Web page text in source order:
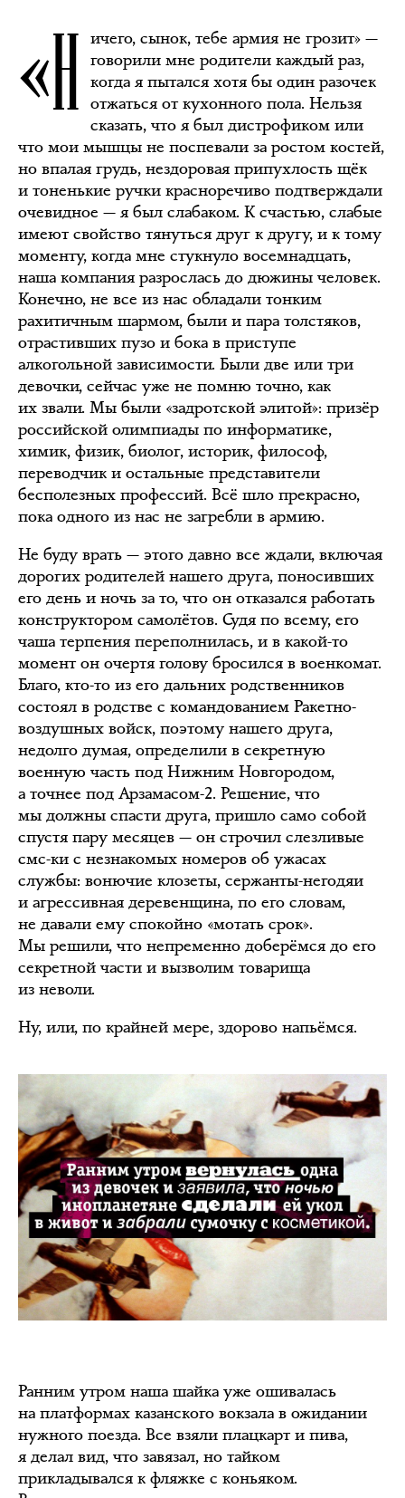
«Н ичего, сынок, тебе армия не грозит» —
говорили мне родители каждый раз,
когда я пытался хотя бы один разочек
отжаться от кухонного пола. Нельзя
сказать, что я был дистрофиком или
что мои мышцы не поспевали за ростом костей,
но впалая грудь, нездоровая припухлость щёк
и тоненькие ручки красноречиво подтверждали
очевидное — я был слабаком. К счастью, слабые
имеют свойство тянуться друг к другу, и к тому
моменту, когда мне стукнуло восемнадцать,
наша компания разрослась до дюжины человек.
Конечно, не все из нас обладали тонким
рахитичным шармом, были и пара толстяков,
отрастивших пузо и бока в приступе
алкогольной зависимости. Были две или три
девочки, сейчас уже не помню точно, как
их звали. Мы были «задротской элитой»: призёр
российской олимпиады по информатике,
химик, физик, биолог, историк, философ,
переводчик и остальные представители
бесполезных профессий. Всё шло прекрасно,
пока одного из нас не загребли в армию.
Не буду врать — этого давно все ждали, включая
дорогих родителей нашего друга, поносивших
его день и ночь за то, что он отказался работать
конструктором самолётов. Судя по всему, его
чаша терпения переполнилась, и в какой-то
момент он очертя голову бросился в военкомат.
Благо, кто-то из его дальних родственников
состоял в родстве с командованием Ракетно-
воздушных войск, поэтому нашего друга,
недолго думая, определили в секретную
военную часть под Нижним Новгородом,
а точнее под Арзамасом-2. Решение, что
мы должны спасти друга, пришло само собой
спустя пару месяцев — он строчил слезливые
смс-ки с незнакомых номеров об ужасах
службы: вонючие клозеты, сержанты-негодяи
и агрессивная деревенщина, по его словам,
не давали ему спокойно «мотать срок».
Мы решили, что непременно доберёмся до его
секретной части и вызволим товарища
из неволи.
Ну, или, по крайней мере, здорово напьёмся.
Ранним утром наша шайка уже ошивалась
на платформах казанского вокзала в ожидании
нужного поезда. Все взяли плацкарт и пива,
я делал вид, что завязал, но тайком
прикладывался к фляжке с коньяком.